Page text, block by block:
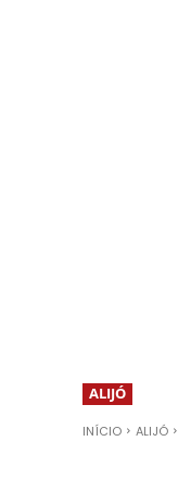
ALIJÓ
INÍCIO ALIJÓ